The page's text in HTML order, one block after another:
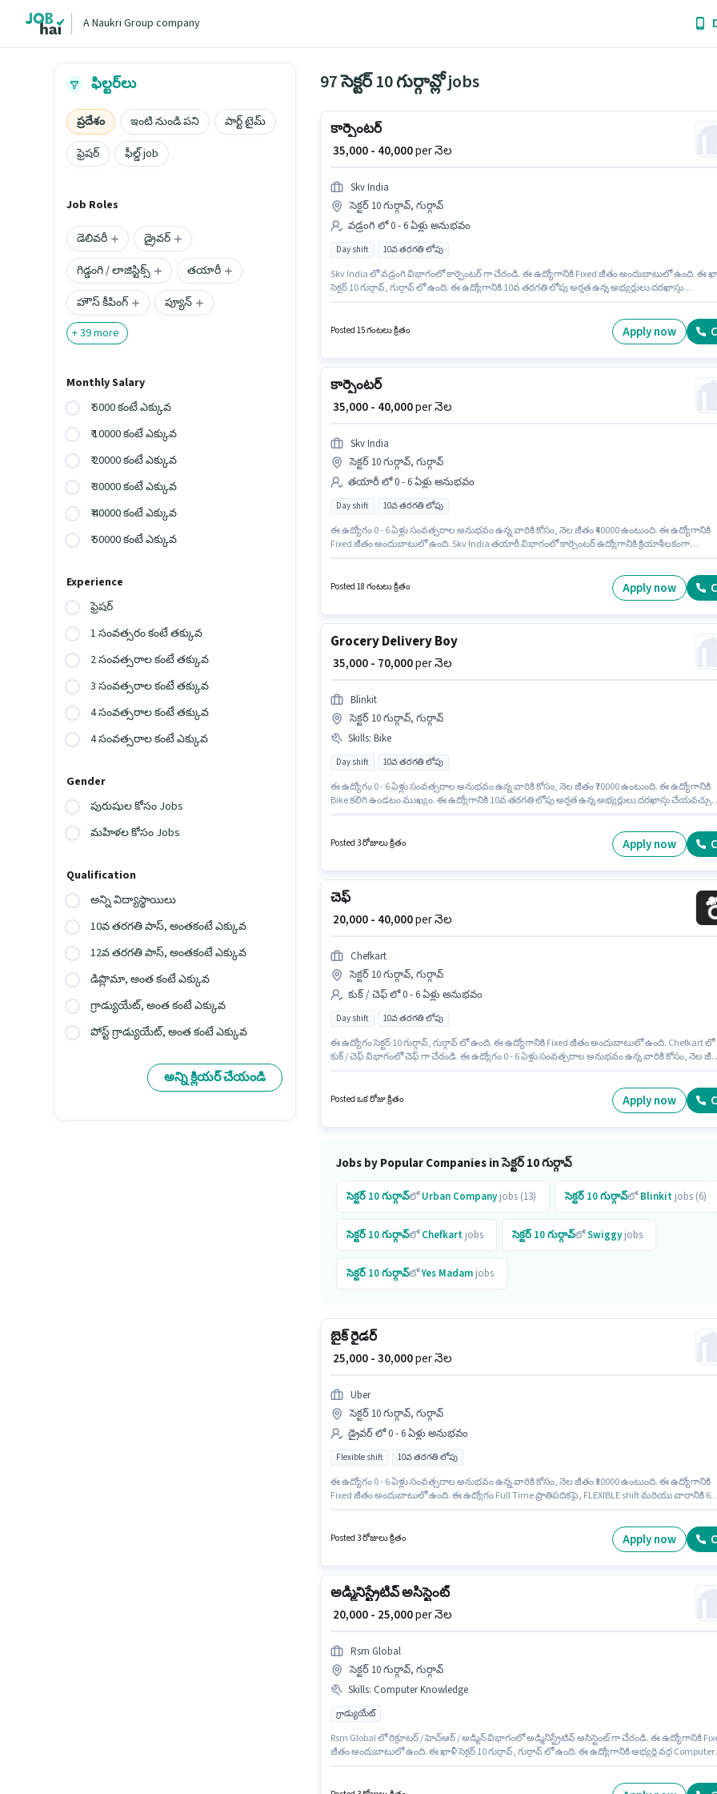
A Naukri Group company
ఫిల్టర్‌లు
ప్రదేశం ఇంటి నుండి పని
పార్ట్ టైమ్
ఫ్రెషర్
ఫీల్డ్ job
Job Roles
డెలివరీ
డ్రైవర్
గిడ్డంగి / లాజిస్టిక్స్
తయారీ
హౌస్ కీపింగ్
ప్యూన్
+39more
Monthly Salary
₹ 5000 కంటే ఎక్కువ
₹ 10000 కంటే ఎక్కువ
₹ 20000 కంటే ఎక్కువ
₹ 30000 కంటే ఎక్కువ
₹ 40000 కంటే ఎక్కువ
₹ 50000 కంటే ఎక్కువ
Experience
ఫ్రెషర్
1 సంవత్సరం కంటే తక్కువ
2 సంవత్సరాల కంటే తక్కువ
3 సంవత్సరాల కంటే తక్కువ
4 సంవత్సరాల కంటే తక్కువ
4 సంవత్సరాల కంటే ఎక్కువ
Gender
పురుషుల కోసం Jobs
మహిళల కోసం Jobs
Qualification
అన్ని విద్యాస్థాయిలు
10వ తరగతి పాస్, అంతకంటే ఎక్కువ
12వ తరగతి పాస్, అంతకంటే ఎక్కువ
డిప్లొమా, అంత కంటే ఎక్కువ
గ్రాడ్యుయేట్, అంత కంటే ఎక్కువ
పోస్ట్ గ్రాడ్యుయేట్, అంత కంటే ఎక్కువ
అన్ని క్లియర్ చేయండి
97 సెక్టర్ 10 గుర్గావ్లో jobs
కార్పెంటర్
₹ 35,000 - 40,000per నెల
Skv India
సెక్టర్ 10 గుర్గావ్, గుర్గావ్
వడ్రంగి లో 0 - 6 ఏళ్లు అనుభవం
Day shift 10వ తరగతి లోపు
Skv India లో వడ్రంగి విభాగంలో కార్పెంటర్ గా చేరండి. ఈ ఉద్యోగానికి Fixed జీతం అందుబాటులో ఉంది. ఈ
సెక్టర్ 10 గుర్గావ్, గుర్గావ్ లో ఉంది. ఈ ఉద్యోగానికి 10వ తరగతి లోపు అర్హత ఉన్న అభ్యర్థులు దరఖాస్తు
Posted 15 గంటలు క్రితం Apply now
కార్పెంటర్
₹ 35,000 - 40,000per నెల
Skv India
సెక్టర్ 10 గుర్గావ్, గుర్గావ్
తయారీ లో 0 - 6 ఏళ్లు అనుభవం
Day shift 10వ తరగతి లోపు
ఈ ఉద్యోగం 0 - 6 ఏళ్లు సంవత్సరాల అనుభవం ఉన్న వారికి కోసం, నెల జీతం ₹40000 ఉంటుంది. ఈ ఉద్యోగానికి
Fixed జీతం అందుబాటులో ఉంది. Skv India తయారీ విభాగంలో కార్పెంటర్ ఉద్యోగానికి క్రియాశీలకంగా
గుర్గావ్, గుర్గావ్ లో ఉంది.
Posted 18 గంటలు క్రితం Apply now
Grocery Delivery Boy
₹ 35,000 - 70,000per నెల
Blinkit
సెక్టర్ 10 గుర్గావ్, గుర్గావ్
Skills: Bike
Day shift 10వ తరగతి లోపు
ఈ ఉద్యోగం 0 - 6 ఏళ్లు సంవత్సరాల అనుభవం ఉన్న వారికి కోసం, నెల జీతం ₹70000 ఉంటుంది. ఈ ఉద్యోగానికి
Bike కలిగి ఉండటం ముఖ్యం. ఈ ఉద్యోగానికి 10వ తరగతి లోపు అర్హత ఉన్న అభ్యర్థులు దరఖాస్తు
Posted 3 రోజులు క్రితం Apply now
చెఫ్
₹ 20,000 - 40,000per నెల
Chefkart
సెక్టర్ 10 గుర్గావ్, గుర్గావ్
కుక్ / చెఫ్ లో 0 - 6 ఏళ్లు అనుభవం
Day shift 10వ తరగతి లోపు
ఈ ఉద్యోగం సెక్టర్ 10 గుర్గావ్, గుర్గావ్ లో ఉంది. ఈ ఉద్యోగానికి Fixed జీతం అందుబాటులో ఉంది. Chefkart లో
కుక్ / చెఫ్ విభాగంలో చెఫ్ గా చేరండి. ఈ ఉద్యోగం 0 - 6 ఏళ్లు సంవత్సరాల అనుభవం ఉన్న వారికి కోసం, నెల
Posted ఒక రోజు క్రితం Apply now
Jobs by Popular Companies in సెక్టర్ 10 గుర్గావ్
సెక్టర్ 10 గుర్గావ్లోUrban Companyjobs (13) సెక్టర్ 10 గుర్గావ్లోBlinkitjobs (6)
సెక్టర్ 10 గుర్గావ్లోChefkartjobs సెక్టర్ 10 గుర్గావ్లోSwiggyjobs
సెక్టర్ 10 గుర్గావ్లోYes Madamjobs
బైక్ రైడర్
₹ 25,000 - 30,000per నెల
Uber
సెక్టర్ 10 గుర్గావ్, గుర్గావ్
డ్రైవర్ లో 0 - 6 ఏళ్లు అనుభవం
Flexible shift 10వ తరగతి లోపు
ఈ ఉద్యోగం 0 - 6 ఏళ్లు సంవత్సరాల అనుభవం ఉన్న వారికి కోసం, నెల జీతం ₹30000 ఉంటుంది. ఈ ఉద్యోగానికి
Fixed జీతం అందుబాటులో ఉంది. ఈ ఉద్యోగం Full Time ప్రాతిపదికపై, FLEXIBLE shift మరియు వారానికి 6
Posted 3 రోజులు క్రితం Apply now
అడ్మినిస్ట్రేటివ్ అసిస్టెంట్
₹ 20,000 - 25,000per నెల
Rsm Global
సెక్టర్ 10 గుర్గావ్, గుర్గావ్
Skills: Computer Knowledge
గ్రాడ్యుయేట్
Rsm Global లో రిక్రూటర్ / హెచ్ఆర్ / అడ్మిన్ విభాగంలో అడ్మినిస్ట్రేటివ్ అసిస్టెంట్ గా చేరండి. ఈ ఉద్యోగానికి
జీతం అందుబాటులో ఉంది. ఈ ఖాళీ సెక్టర్ 10 గుర్గావ్, గుర్గావ్ లో ఉంది. ఈ ఉద్యోగానికి అభ్యర్థి వద్ద Computer